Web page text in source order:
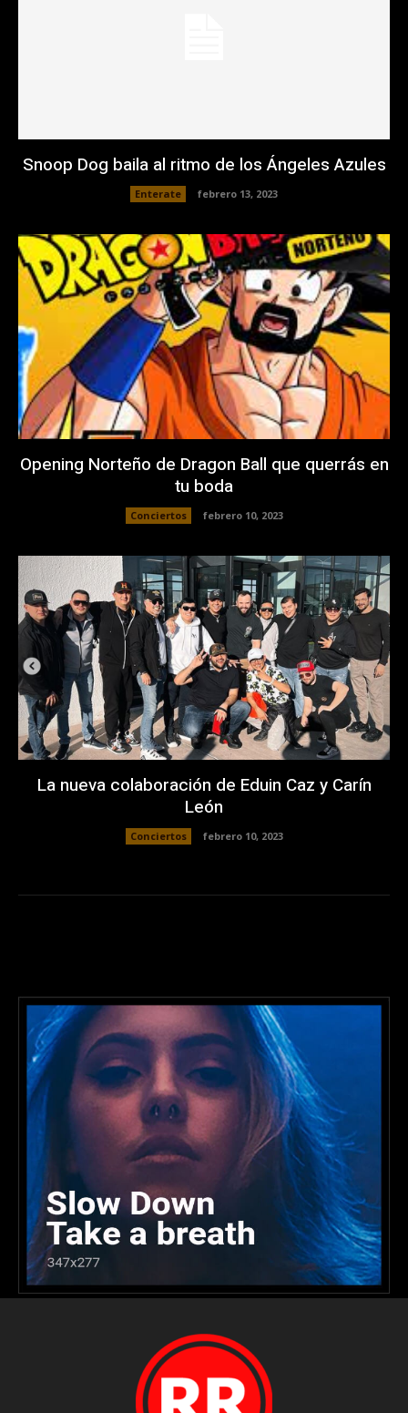
Snoop Dog baila al ritmo de los Ángeles Azules
Enterate febrero 13, 2023
Opening Norteño de Dragon Ball que querrás en
tu boda
Conciertos febrero 10, 2023
La nueva colaboración de Eduin Caz y Carín
León
Conciertos febrero 10, 2023